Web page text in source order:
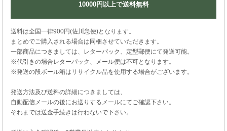
10000円以上で送料無料
送料は全国一律900円(佐川急便)となります。
まとめでご購入される場合は同梱させていただきます。
一部商品につきましては、レターパック、定型郵便にて発送可能。
※代引きの場合レターパック、メール便は不可となります。
※発送の段ボール箱はリサイクル品を使用する場合がございます。
発送方法及び送料の詳細につきましては、
自動配信メールの後にお送りするメールにてご確認下さい。
それまでは送金手続きは行わないで下さい。